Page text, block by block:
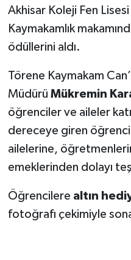
Akhisar Koleji Fen
Kaymakamlık
ödüllerini aldı.
Törene Kaymakam
Müdürü Mükremin
öğrenciler ve aileler
dereceye giren
ailelerine,
emeklerinden dolayı
Öğrencilere altın
fotoğrafı çekimiyle